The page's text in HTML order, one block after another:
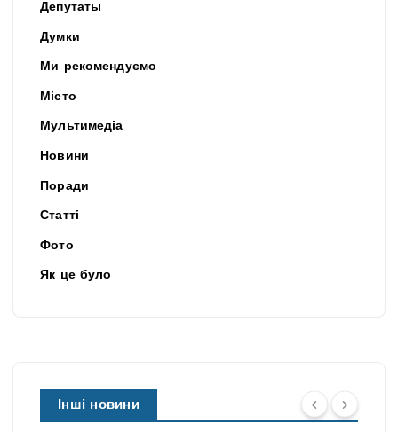
Депутаты
Думки
Ми рекомендуємо
Місто
Мультимедіа
Новини
Поради
Статті
Фото
Як це було
Інші новини